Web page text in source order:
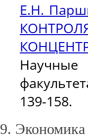
Е.Н.
139-158.
9. Экономика